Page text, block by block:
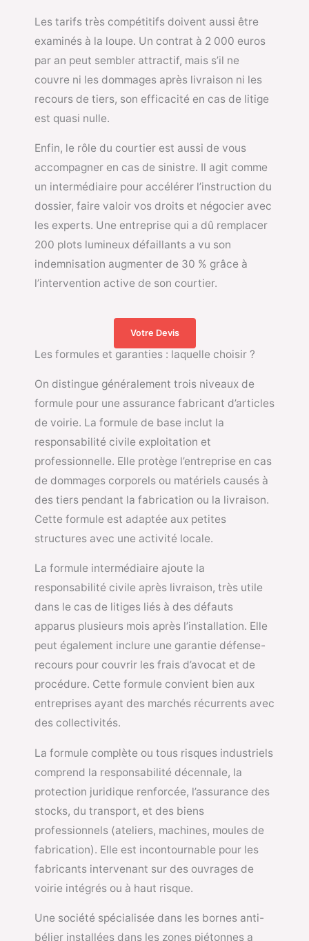
Les tarifs très compétitifs doivent aussi être
examinés à la loupe. Un contrat à 2 000 euros
par an peut sembler attractif, mais s’il ne
couvre ni les dommages après livraison ni les
recours de tiers, son efficacité en cas de litige
est quasi nulle.
Enfin, le rôle du courtier est aussi de vous
accompagner en cas de sinistre. Il agit comme
un intermédiaire pour accélérer l’instruction du
dossier, faire valoir vos droits et négocier avec
les experts. Une entreprise qui a dû remplacer
200 plots lumineux défaillants a vu son
indemnisation augmenter de 30 % grâce à
l’intervention active de son courtier.
Votre Devis
Les formules et garanties : laquelle choisir ?
On distingue généralement trois niveaux de
formule pour une assurance fabricant d’articles
de voirie. La formule de base inclut la
responsabilité civile exploitation et
professionnelle. Elle protège l’entreprise en cas
de dommages corporels ou matériels causés à
des tiers pendant la fabrication ou la livraison.
Cette formule est adaptée aux petites
structures avec une activité locale.
La formule intermédiaire ajoute la
responsabilité civile après livraison, très utile
dans le cas de litiges liés à des défauts
apparus plusieurs mois après l’installation. Elle
peut également inclure une garantie défense-
recours pour couvrir les frais d’avocat et de
procédure. Cette formule convient bien aux
entreprises ayant des marchés récurrents avec
des collectivités.
La formule complète ou tous risques industriels
comprend la responsabilité décennale, la
protection juridique renforcée, l’assurance des
stocks, du transport, et des biens
professionnels (ateliers, machines, moules de
fabrication). Elle est incontournable pour les
fabricants intervenant sur des ouvrages de
voirie intégrés ou à haut risque.
Une société spécialisée dans les bornes anti-
bélier installées dans les zones piétonnes a